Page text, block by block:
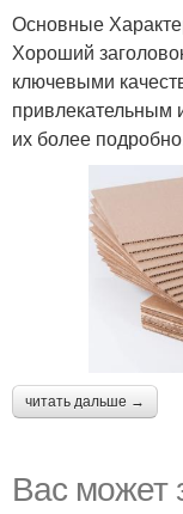
Основные
Хороший
ключевыми
привлекательным
их более
читать дальше →
Вас может